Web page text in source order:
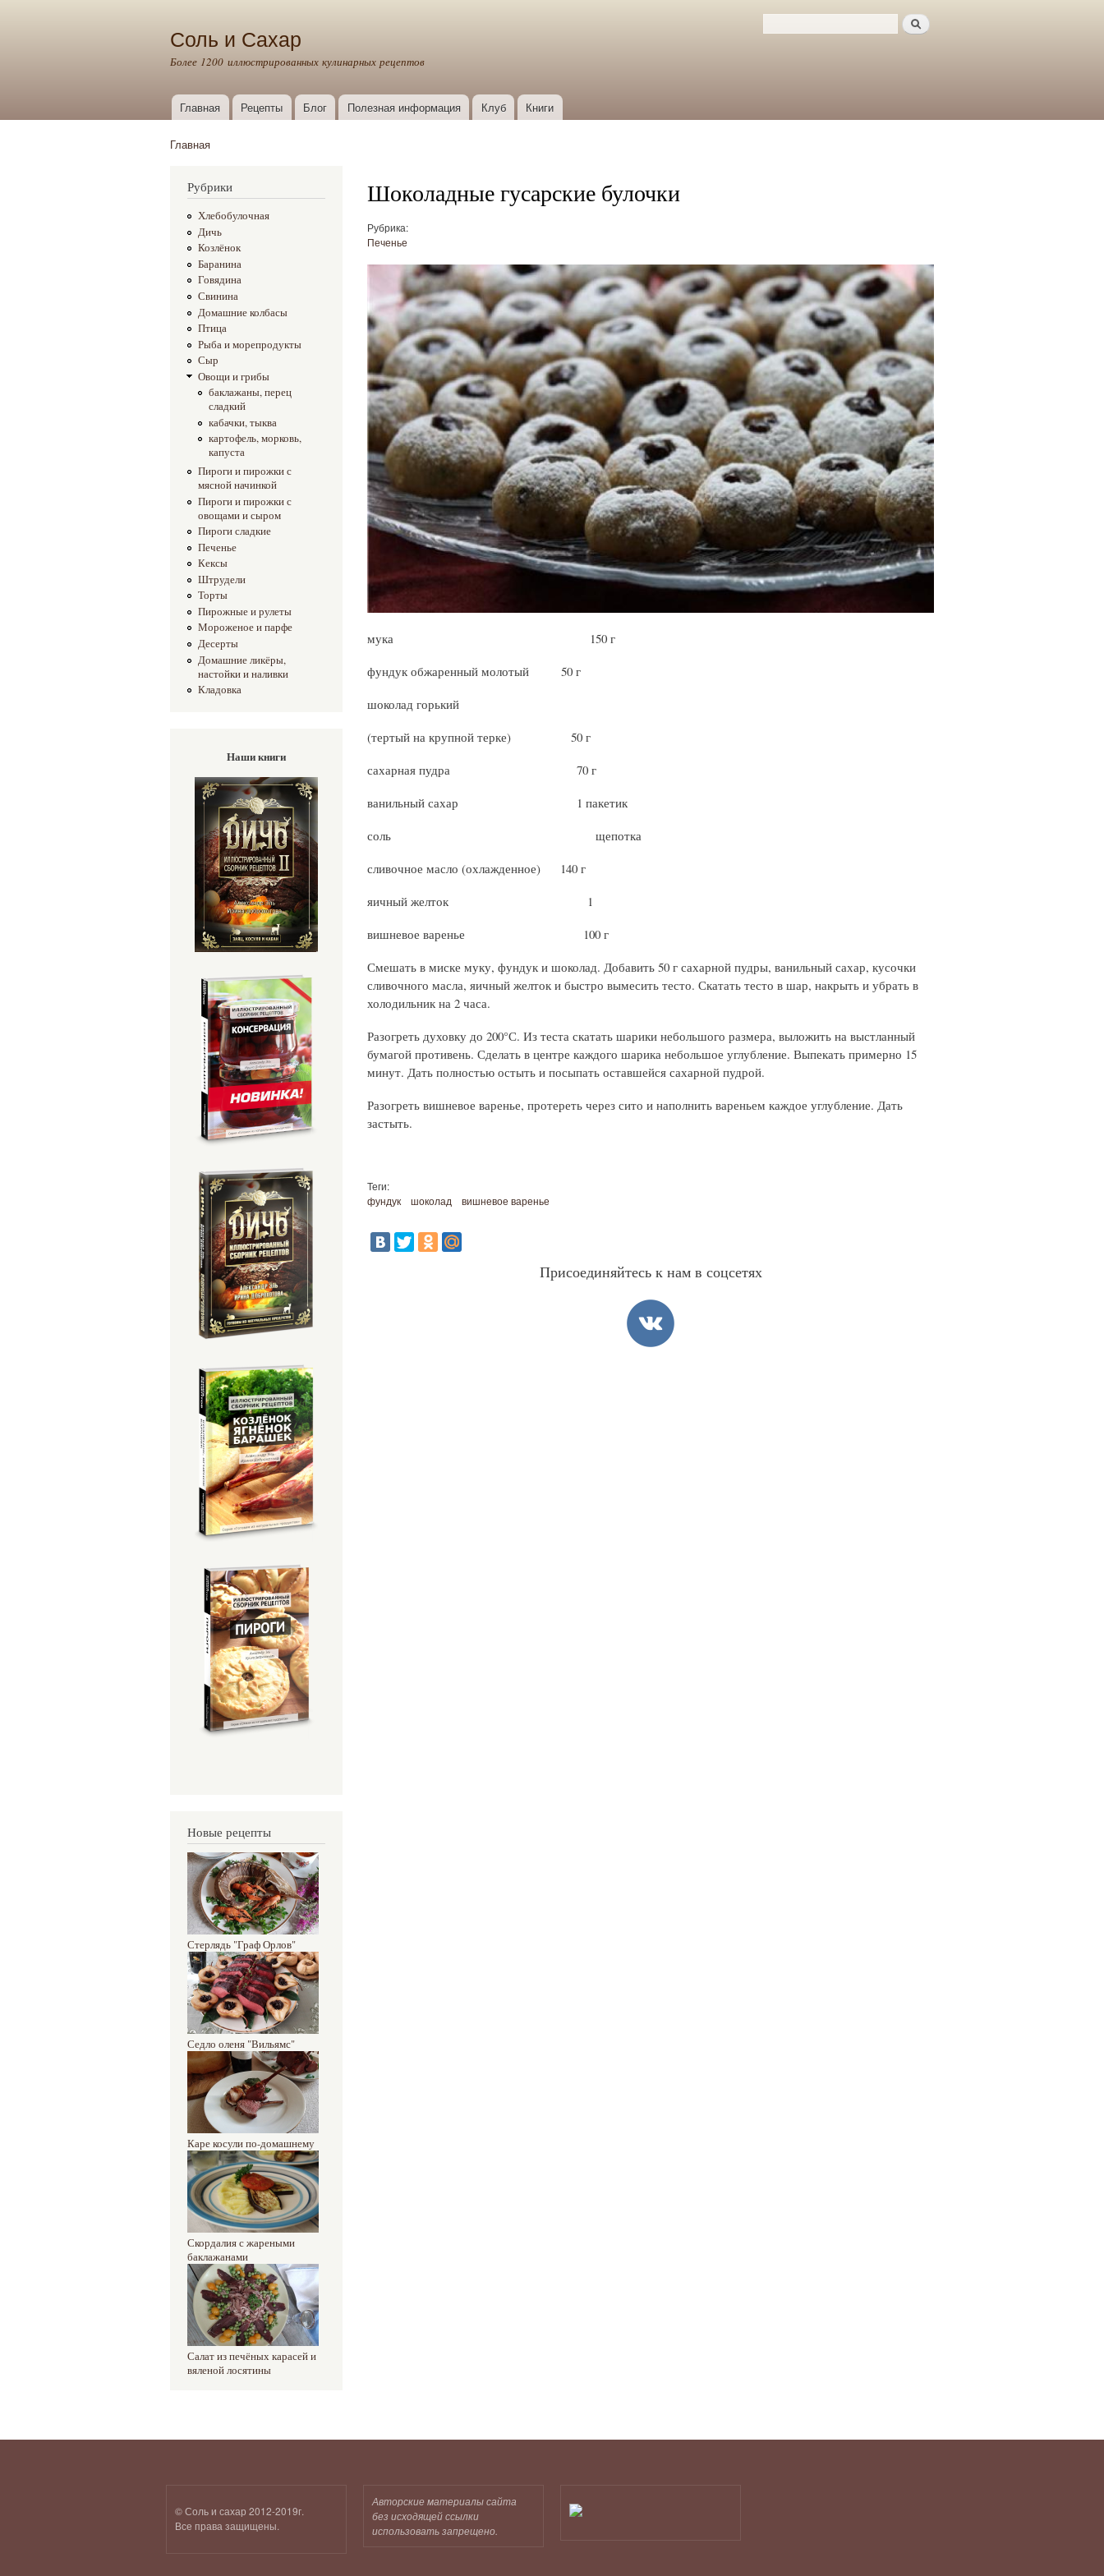
Соль и Сахар
Более 1200 иллюстрированных кулинарных рецептов
Форма поиска
Поиск
Главное меню
Главная Рецепты Блог Полезная информация Клуб Книги
Главная
Рубрики
Хлебобулочная
Дичь
Козлёнок
Баранина
Говядина
Свинина
Домашние колбасы
Птица
Рыба и морепродукты
Сыр
Овощи и грибы
баклажаны, перец
сладкий
кабачки, тыква
картофель, морковь,
капуста
Пироги и пирожки с
мясной начинкой
Пироги и пирожки с
овощами и сыром
Пироги сладкие
Печенье
Кексы
Штрудели
Торты
Пирожные и рулеты
Мороженое и парфе
Десерты
Домашние ликёры,
настойки и наливки
Кладовка
Наши книги
Новые рецепты
Стерлядь "Граф Орлов"
Седло оленя "Вильямс"
Каре косули по-домашнему
Скордалия с жареными
баклажанами
Салат из печёных карасей и
вяленой лосятины
Шоколадные гусарские булочки
Рубрика:
Печенье
мука 150 г
фундук обжаренный молотый 50 г
шоколад горький
(тертый на крупной терке) 50 г
сахарная пудра 70 г
ванильный сахар 1 пакетик
соль щепотка
сливочное масло (охлажденное) 140 г
яичный желток 1
вишневое варенье 100 г
Смешать в миске муку, фундук и шоколад. Добавить 50 г сахарной пудры, ванильный сахар, кусочки
сливочного масла, яичный желток и быстро вымесить тесто. Скатать тесто в шар, накрыть и убрать в
холодильник на 2 часа.
Разогреть духовку до 200°С. Из теста скатать шарики небольшого размера, выложить на выстланный
бумагой противень. Сделать в центре каждого шарика небольшое углубление. Выпекать примерно 15
минут. Дать полностью остыть и посыпать оставшейся сахарной пудрой.
Разогреть вишневое варенье, протереть через сито и наполнить вареньем каждое углубление. Дать
застыть.
Теги:
фундук
шоколад вишневое варенье
Присоединяйтесь к нам в соцсетях
© Соль и сахар 2012-2019г.
Все права защищены.
Авторские материалы сайта
без исходящей ссылки
использовать запрещено.